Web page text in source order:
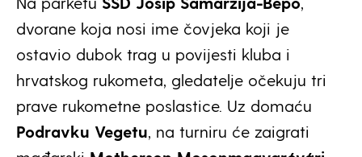
dvorane koja nosi ime čovjeka koji je
ostavio dubok trag u povijesti kluba i
hrvatskog rukometa, gledatelje očekuju tri
prave rukometne poslastice. Uz domaću
Podravku Vegetu, na turniru će zaigrati